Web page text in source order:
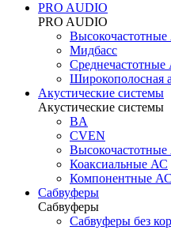
PRO AUDIO
PRO AUDIO
Мидбасс
Широкополосная
Акустические системы
Акустические системы
BA
CVEN
Коаксиальные АС
Компонентные АС
Сабвуферы
Сабвуферы
Сабвуферы без